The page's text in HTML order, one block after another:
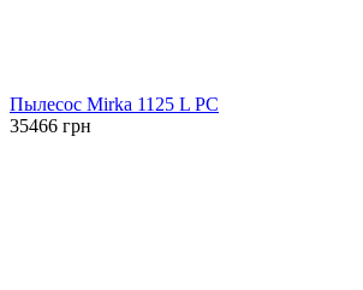
Пылесос Mirka 1125 L PC
35466 грн